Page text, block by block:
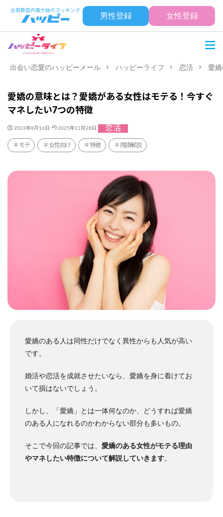
男性登録 女性登録
出会い恋愛のハッピーメール ハッピーライフ 恋活 愛
愛嬌の意味とは？愛嬌がある女性はモテる！今すぐ
マネしたい7つの特徴
2023年8月16日 2025年11月28日 恋活
モテ 女性向け 特徴 用語解説
愛嬌のある人は同性だけでなく異性からも人気が高い
です。
婚活や恋活を成就させたいなら、愛嬌を身に着けてお
いて損はないでしょう。
しかし、「愛嬌」とは一体何なのか、どうすれば愛嬌
のある人になれるのかわからない部分も多いもの。
そこで今回の記事では、 愛嬌のある女性がモテる理由
やマネしたい特徴について解説していきます。